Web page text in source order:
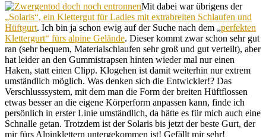
Mit dabei war übrigens der
„Solaris“, ein Klettergut für Ladies mit extrabreiten Schlaufen und
Hüftgurt. Ich bin ja schon ewig auf der Suche nach dem „perfekten
Klettergurt“ fürs alpine Gelände. Dieser kommt zwar schon sehr gut
ran (sehr bequem, Materialschlaufen sehr groß und gut verteilt), aber
hat leider an den Gummistrapsen hinten wieder mal nur einen
Haken, statt einen Clipp. Klogehen ist damit weiterhin nur extrem
umständlich möglich. Was denken sich die Entwickler!? Das
Verschlusssystem, mit dem man die Form der breiten Hüftflossen
etwas besser an die eigene Körperform anpassen kann, finde ich
persönlich in erster Linie umständlich, da hätte es für mich auch eine
Schnalle getan. Trotzdem ist der Solaris bis jetzt der beste Gurt, der
mir fürs Alpinklettern untergekommen ist! Gefällt mir sehr!